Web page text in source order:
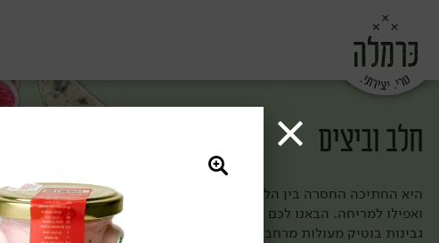
חלב וביצים
היא החתיכה החסרה בין הלחם לירקות (וגם הולכת מעולה עם פרי
ואפילו למריחה. הבאנו לכם את מיטב הגבינות ומוצרי החלב מחוות
גבינות בוטיק מעולות מרחבי העולם. ככה אף פעם לא תחסר לכם חתיכה :)